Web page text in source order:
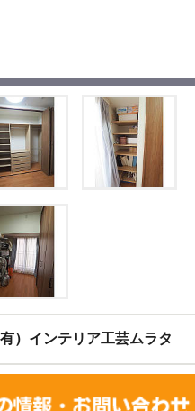
有）インテリア工芸ムラタ